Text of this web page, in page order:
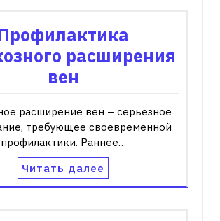
расширения
вен
расширение вен – серьезное
требующее своевременной
профилактики. Раннее…
Читать далее